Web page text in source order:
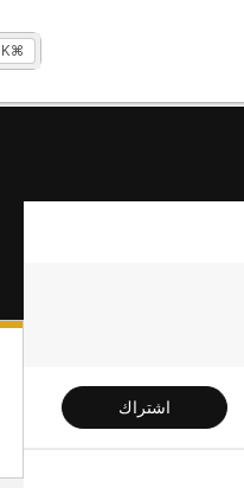
⌘K
اشتراك